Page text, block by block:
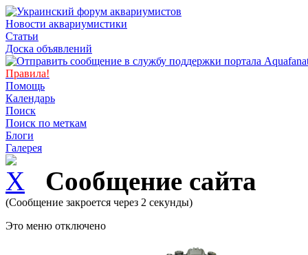
Новости аквариумистики
Статьи
Доска объявлений
Правила!
Помощь
Календарь
Поиск
Поиск по меткам
Блоги
Галерея
Сообщение сайта
(Сообщение закроется через 2 секунды)
Это меню отключено